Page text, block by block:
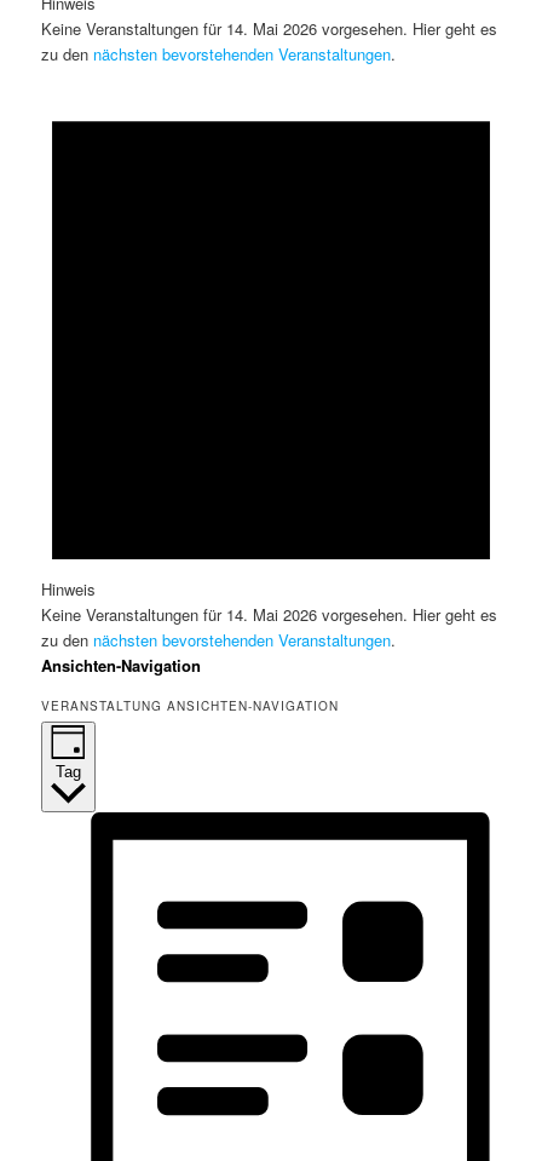
Keine Veranstaltungen für 14. Mai 2026 vorgesehen. Hier geht es
zu den nächsten bevorstehenden Veranstaltungen.
Hinweis
Keine Veranstaltungen für 14. Mai 2026 vorgesehen. Hier geht es
zu den nächsten bevorstehenden Veranstaltungen.
Ansichten-Navigation
VERANSTALTUNG ANSICHTEN-NAVIGATION
Tag